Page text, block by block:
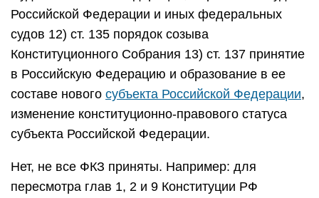
Российской Федерации и иных федеральных
судов 12) ст. 135 порядок созыва
Конституционного Собрания 13) ст. 137 принятие
в Российскую Федерацию и образование в ее
составе нового субъекта Российской Федерации,
изменение конституционно-правового статуса
субъекта Российской Федерации.
Нет, не все ФКЗ приняты. Например: для
пересмотра глав 1, 2 и 9 Конституции РФ